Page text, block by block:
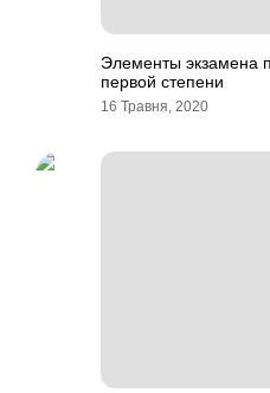
Элементы экзамена
первой степени
16 Травня, 2020